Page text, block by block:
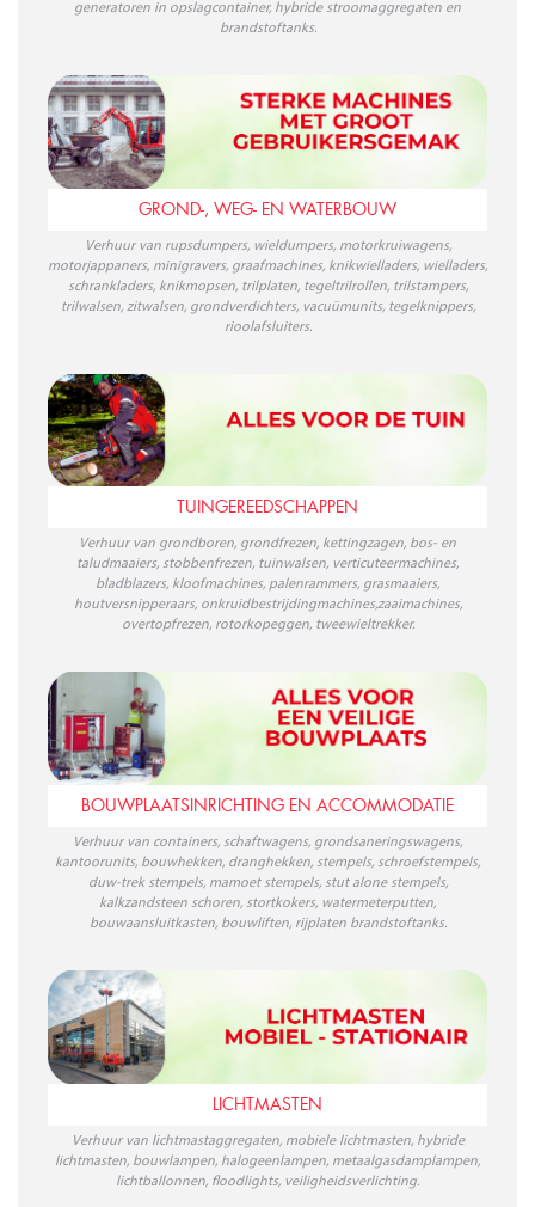
generatoren in opslagcontainer, hybride stroomaggregaten en
brandstoftanks.
GROND-, WEG- EN WATERBOUW
Verhuur van rupsdumpers, wieldumpers, motorkruiwagens,
motorjappaners, minigravers, graafmachines, knikwielladers, wielladers,
schrankladers, knikmopsen, trilplaten, tegeltrilrollen, trilstampers,
trilwalsen, zitwalsen, grondverdichters, vacuümunits, tegelknippers,
rioolafsluiters.
TUINGEREEDSCHAPPEN
Verhuur van grondboren, grondfrezen, kettingzagen, bos- en
taludmaaiers, stobbenfrezen, tuinwalsen, verticuteermachines,
bladblazers, kloofmachines, palenrammers, grasmaaiers,
houtversnipperaars, onkruidbestrijdingmachines,zaaimachines,
overtopfrezen, rotorkopeggen, tweewieltrekker.
BOUWPLAATSINRICHTING EN ACCOMMODATIE
Verhuur van containers, schaftwagens, grondsaneringswagens,
kantoorunits, bouwhekken, dranghekken, stempels, schroefstempels,
duw-trek stempels, mamoet stempels, stut alone stempels,
kalkzandsteen schoren, stortkokers, watermeterputten,
bouwaansluitkasten, bouwliften, rijplaten brandstoftanks.
LICHTMASTEN
Verhuur van lichtmastaggregaten, mobiele lichtmasten, hybride
lichtmasten, bouwlampen, halogeenlampen, metaalgasdamplampen,
lichtballonnen, floodlights, veiligheidsverlichting.